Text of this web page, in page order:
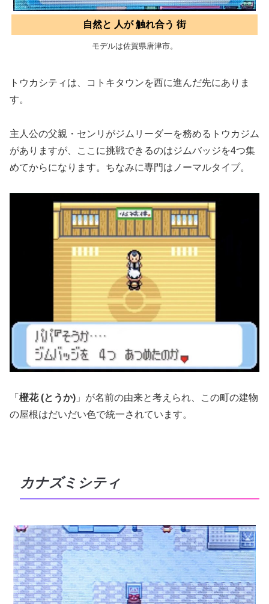
自然と 人が 触れ合う 街
モデルは佐賀県唐津市。
トウカシティは、コトキタウンを西に進んだ先にありま
す。
主人公の父親・センリがジムリーダーを務めるトウカジム
がありますが、ここに挑戦できるのはジムバッジを4つ集
めてからになります。ちなみに専門はノーマルタイプ。
「 橙花 (とうか) 」が名前の由来と考えられ、この町の建物
の屋根はだいだい色で統一されています。
カナズミシティ